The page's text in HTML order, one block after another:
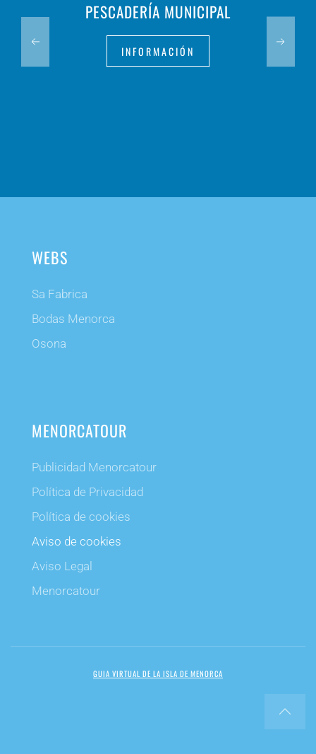
PESCADERÍA MUNICIPAL
INFORMACIÓN
WEBS
Sa Fabrica
Bodas Menorca
Osona
MENORCATOUR
Publicidad Menorcatour
Política de Privacidad
Política de cookies
Aviso de cookies
Aviso Legal
Menorcatour
GUIA VIRTUAL DE LA ISLA DE MENORCA